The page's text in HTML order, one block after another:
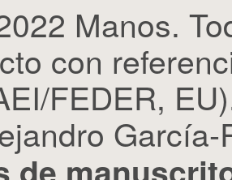
Manos.
con
FEDER,